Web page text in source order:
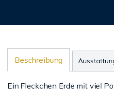
Beschreibung
Ein Fleckchen Erde mit viel